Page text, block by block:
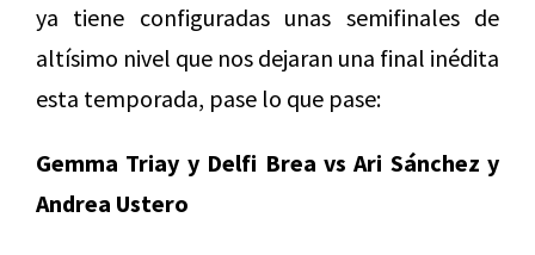
ya tiene configuradas unas semifinales de
altísimo nivel que nos dejaran una final inédita
esta temporada, pase lo que pase:
Gemma Triay y Delfi Brea vs Ari Sánchez y
Andrea Ustero